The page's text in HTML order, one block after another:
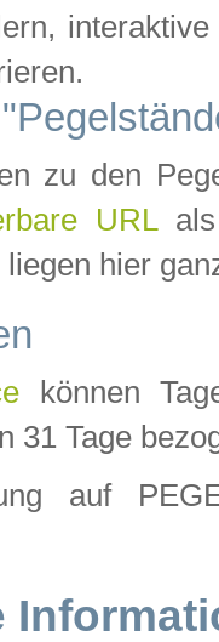
zu den
URLals
hier
können
31 Tage
auf